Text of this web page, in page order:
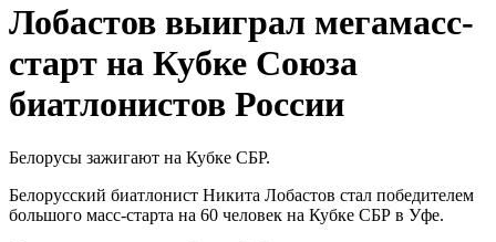
Лобастов выиграл мегамасс-
старт на Кубке Союза
биатлонистов России
Белорусы зажигают на Кубке СБР.
Белорусский биатлонист Никита Лобастов стал победителем
большого масс-старта на 60 человек на Кубке СБР в Уфе.